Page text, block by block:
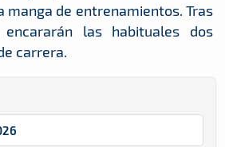
manga de entrenamientos. Tras
las habituales dos
carrera.